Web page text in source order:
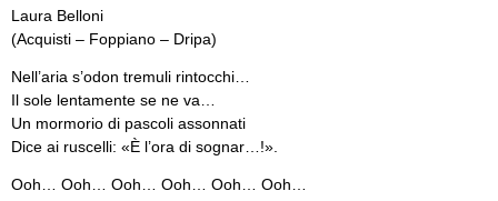
Laura Belloni
(Acquisti – Foppiano – Dripa)
Nell’aria s’odon tremuli rintocchi…
Il sole lentamente se ne va…
Un mormorio di pascoli assonnati
Dice ai ruscelli: «È l’ora di sognar…!».
Ooh… Ooh… Ooh… Ooh… Ooh… Ooh…